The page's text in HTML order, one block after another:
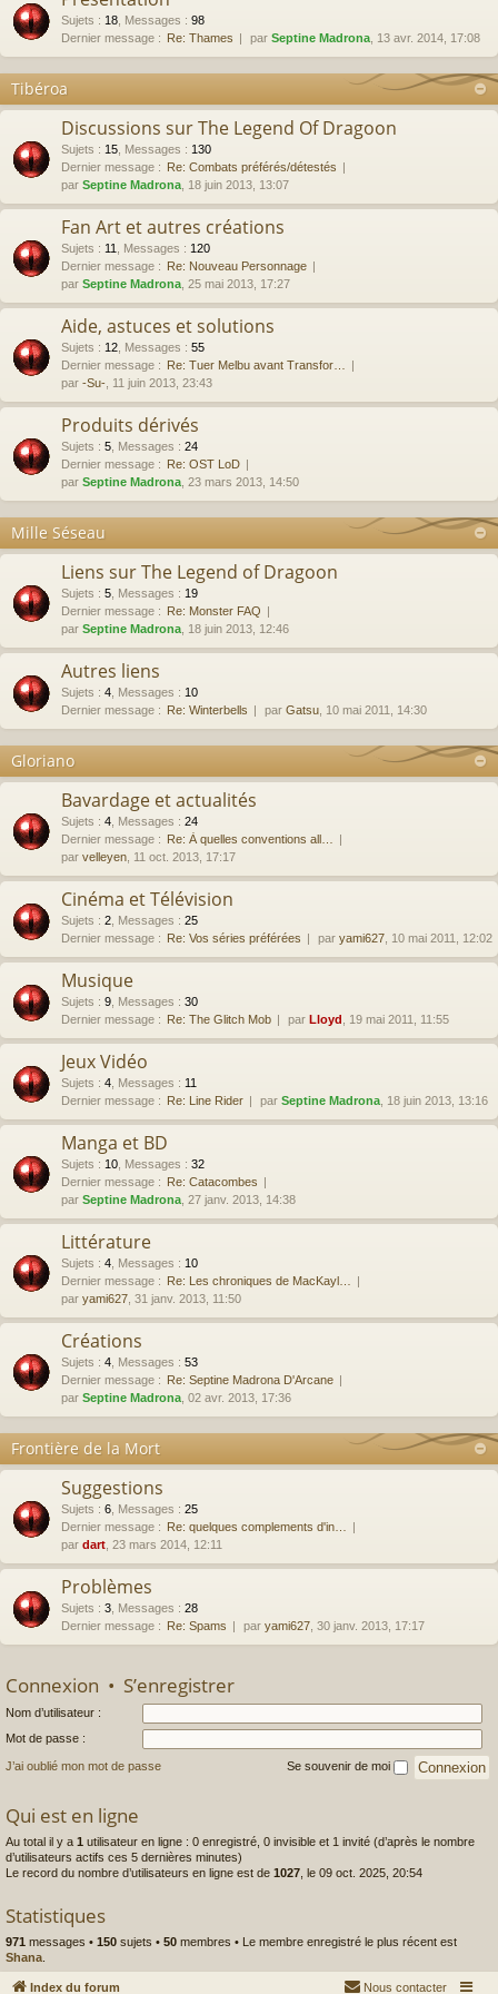
Sujets : 18 Messages : 98
Dernier message : Re: Thames par Septine Madrona , 13 avr. 2014, 17:08
Tibéroa
Discussions sur The Legend Of Dragoon
Sujets : 15 Messages : 130
Dernier message : Re: Combats préférés/détestés
par Septine Madrona , 18 juin 2013, 13:07
Fan Art et autres créations
Sujets : 11 Messages : 120
Dernier message : Re: Nouveau Personnage
par Septine Madrona , 25 mai 2013, 17:27
Aide, astuces et solutions
Sujets : 12 Messages : 55
Dernier message : Re: Tuer Melbu avant Transfor…
par -Su- , 11 juin 2013, 23:43
Produits dérivés
Sujets : 5 Messages : 24
Dernier message : Re: OST LoD
par Septine Madrona , 23 mars 2013, 14:50
Mille Séseau
Liens sur The Legend of Dragoon
Sujets : 5 Messages : 19
Dernier message : Re: Monster FAQ
par Septine Madrona , 18 juin 2013, 12:46
Autres liens
Sujets : 4 Messages : 10
Dernier message : Re: Winterbells par Gatsu , 10 mai 2011, 14:30
Gloriano
Bavardage et actualités
Sujets : 4 Messages : 24
Dernier message : Re: À quelles conventions all…
par velleyen , 11 oct. 2013, 17:17
Cinéma et Télévision
Sujets : 2 Messages : 25
Dernier message : Re: Vos séries préférées par yami627 , 10 mai 2011, 12:02
Musique
Sujets : 9 Messages : 30
Dernier message : Re: The Glitch Mob par Lloyd , 19 mai 2011, 11:55
Jeux Vidéo
Sujets : 4 Messages : 11
Dernier message : Re: Line Rider par Septine Madrona , 18 juin 2013, 13:16
Manga et BD
Sujets : 10 Messages : 32
Dernier message : Re: Catacombes
par Septine Madrona , 27 janv. 2013, 14:38
Littérature
Sujets : 4 Messages : 10
Dernier message : Re: Les chroniques de MacKayl…
par yami627 , 31 janv. 2013, 11:50
Créations
Sujets : 4 Messages : 53
Dernier message : Re: Septine Madrona D'Arcane
par Septine Madrona , 02 avr. 2013, 17:36
Frontière de la Mort
Suggestions
Sujets : 6 Messages : 25
Dernier message : Re: quelques complements d'in…
par dart , 23 mars 2014, 12:11
Problèmes
Sujets : 3 Messages : 28
Dernier message : Re: Spams par yami627 , 30 janv. 2013, 17:17
Connexion • S’enregistrer
Nom d’utilisateur :
Mot de passe :
J’ai oublié mon mot de passe Se souvenir de moi
Qui est en ligne
Au total il y a 1 utilisateur en ligne : 0 enregistré, 0 invisible et 1 invité (d’après le nombre
d’utilisateurs actifs ces 5 dernières minutes)
Le record du nombre d’utilisateurs en ligne est de 1027, le 09 oct. 2025, 20:54
Statistiques
971 messages • 150 sujets • 50 membres • Le membre enregistré le plus récent est
Shana.
Index du forum Nous contacter